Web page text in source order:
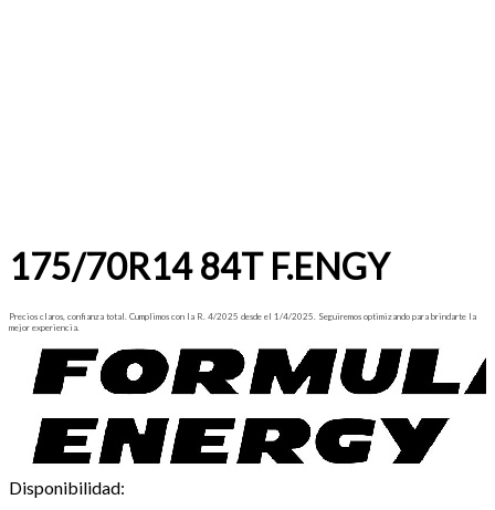
175/70R14 84T F.ENGY
Precios claros, confianza total. Cumplimos con la R. 4/2025 desde el 1/4/2025. Seguiremos optimizando para brindarte la
mejor experiencia.
Disponibilidad: